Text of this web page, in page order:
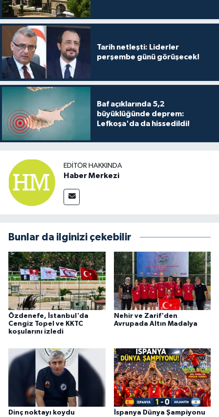
Tarih netleşti: Liderler
perşembe günü görüşecek!
Baf açıklarında 5,2
büyüklüğünde deprem:
Lefkoşa'da da hissedildi!
EDITÖR HAKKINDA
Haber Merkezi
Bunlar da ilginizi çekebilir
Özdenefe, İstanbul'da
Cengiz Topel ve KKTC
koşularını izledi
Nehir ve Zarif'den
Avrupada Altın Madalya
Dinç noktayı koydu İspanya Dünya Şampiyonu